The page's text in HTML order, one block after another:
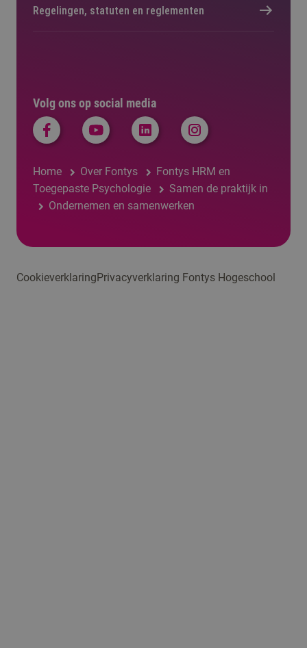
Volg ons op social media
Home Over Fontys
Fontys HRM en
Toegepaste Psychologie
Samen de praktijk in
Ondernemen en samenwerken
Regelingen, statuten en reglementen
Cookieverklaring Privacyverklaring Fontys Hogeschool